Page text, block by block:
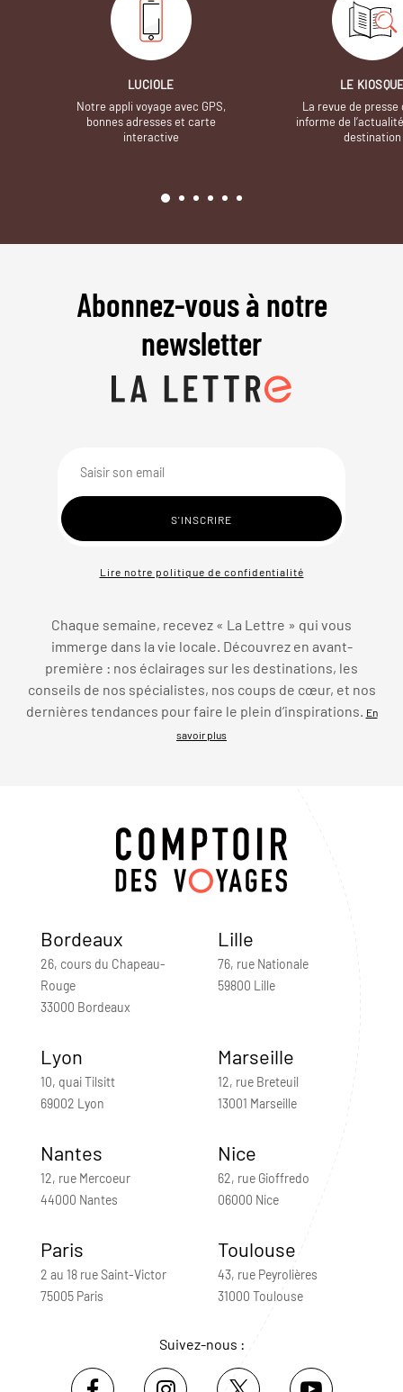
LUCIOLE
Notre appli voyage avec GPS,
bonnes adresses et carte
interactive
LE
La revue de presse
informe de
destination
Abonnez-vous à notre
newsletter
Lire notre politique de confidentialité
Chaque semaine, recevez « La Lettre » qui vous
immerge dans la vie locale. Découvrez en avant-
première : nos éclairages sur les destinations, les
conseils de nos spécialistes, nos coups de cœur, et nos
dernières tendances pour faire le plein d’inspirations. En
savoir plus
Bordeaux
26, cours du Chapeau-
Rouge
33000 Bordeaux
Lille
76, rue Nationale
59800 Lille
Lyon
10, quai Tilsitt
69002 Lyon
Marseille
12, rue Breteuil
13001 Marseille
Nantes
12, rue Mercoeur
44000 Nantes
Nice
62, rue Gioffredo
06000 Nice
Paris
2 au 18 rue Saint-Victor
75005 Paris
Toulouse
43, rue Peyrolières
31000 Toulouse
Suivez-nous :